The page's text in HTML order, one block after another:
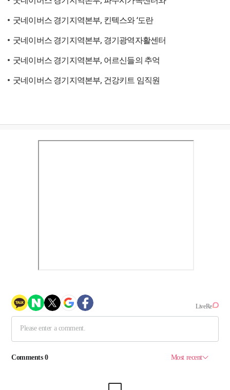
굿네이버스 경기지역본부, 킨텍스와 ‘도란
굿네이버스 경기지역본부, 경기광역자활센터
굿네이버스 경기지역본부, 어르신들의 추억
굿네이버스 경기지역본부, 건강키트 임직원